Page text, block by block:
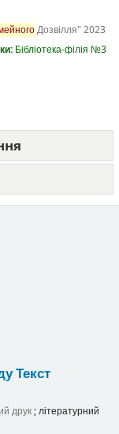
Дозвілля" 2023
Бібліотека-філія №3
Текст
друк; літературний